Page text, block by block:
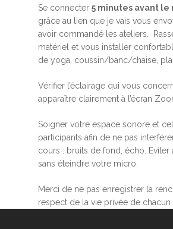
Se connecter 5 minutes avant le
grâce au lien que je vais vous
avoir commandé les ateliers.
matériel et vous installer
de yoga, coussin/banc/chaise,
Vérifier l’éclairage qui vous
apparaître clairement à l’écran
Soigner votre espace sonore et
participants afin de ne pas
cours : bruits de fond, écho. Eviter
sans éteindre votre micro.
Merci de ne pas enregistrer la
respect de la vie privée de chacun